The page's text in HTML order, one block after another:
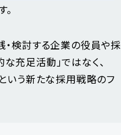
・検討する企業の役員や採
充足活動」ではなく、
という新たな採用戦略のフ